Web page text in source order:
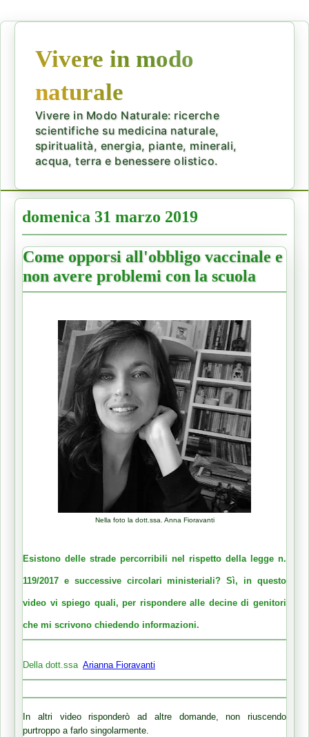
Vivere in modo
naturale
Vivere in Modo Naturale: ricerche
scientifiche su medicina naturale,
spiritualità, energia, piante, minerali,
acqua, terra e benessere olistico.
domenica 31 marzo 2019
Come opporsi all'obbligo vaccinale e
non avere problemi con la scuola
Nella foto la dott.ssa. Anna Fioravanti
Esistono delle strade percorribili nel rispetto della legge n.
119/2017 e successive circolari ministeriali? Sì, in questo
video vi spiego quali, per rispondere alle decine di genitori
che mi scrivono chiedendo informazioni.
Della dott.ssa Arianna Fioravanti
In altri video risponderò ad altre domande, non riuscendo
purtroppo a farlo singolarmente.